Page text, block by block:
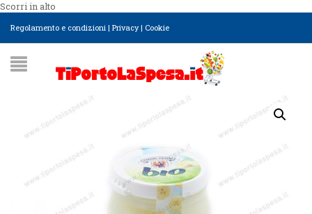
Scorri in alto
Regolamento e condizioni | Privacy| Cookie